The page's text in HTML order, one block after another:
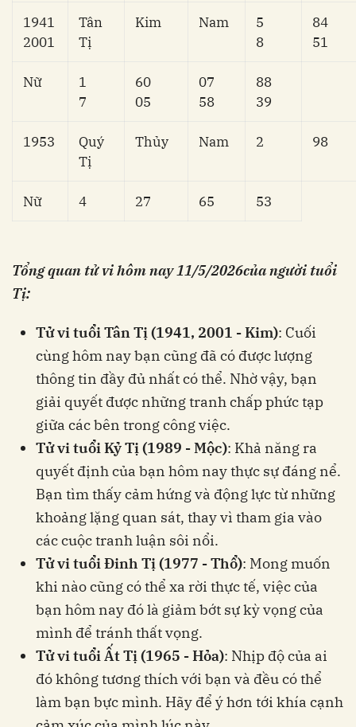
1941
2001
Tân
Tị
Kim Nam
5
8
84
51
Nữ
1
7
60
05
07
58
88
39
1953
Quý
Tị
Thủy Nam 2 98
Nữ 4 27 65 53
Tổng quan tử vi hôm nay 11/5/2026của người tuổi
Tị:
Tử vi tuổi Tân Tị (1941, 2001 - Kim): Cuối
cùng hôm nay bạn cũng đã có được lượng
thông tin đầy đủ nhất có thể. Nhờ vậy, bạn
giải quyết được những tranh chấp phức tạp
giữa các bên trong công việc.
Tử vi tuổi Kỷ Tị (1989 - Mộc): Khả năng ra
quyết định của bạn hôm nay thực sự đáng nể.
Bạn tìm thấy cảm hứng và động lực từ những
khoảng lặng quan sát, thay vì tham gia vào
các cuộc tranh luận sôi nổi.
Tử vi tuổi Đinh Tị (1977 - Thổ): Mong muốn
khi nào cũng có thể xa rời thực tế, việc của
bạn hôm nay đó là giảm bớt sự kỳ vọng của
mình để tránh thất vọng.
Tử vi tuổi Ất Tị (1965 - Hỏa): Nhịp độ của ai
đó không tương thích với bạn và đều có thể
làm bạn bực mình. Hãy để ý hơn tới khía cạnh